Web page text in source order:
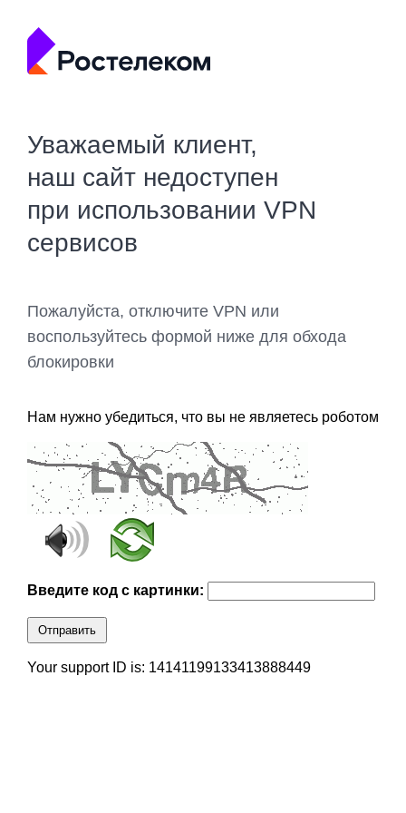
Уважаемый клиент,
наш сайт недоступен
при использовании VPN
сервисов
Пожалуйста, отключите VPN или
воспользуйтесь формой ниже для обхода
блокировки
Нам нужно убедиться, что вы не являетесь роботом
Введите код с картинки:
Отправить
Your support ID is: 14141199133413888449